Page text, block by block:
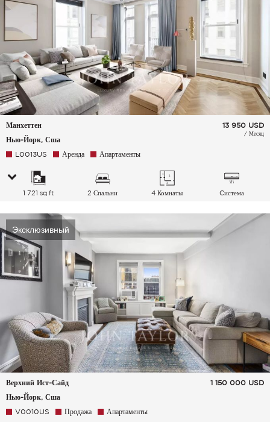
Манхеттен
Нью-Йорк, Сша
13 950 USD
/ Месяц
L0013US Аренда Апартаменты
1 721 sq ft 2 Спальни 4 Комнаты
Cистема
воздуха
Эксклюзивный
Верхний Ист-Сайд
Нью-Йорк, Сша
1 150 000 USD
V0010US Продажа Апартаменты